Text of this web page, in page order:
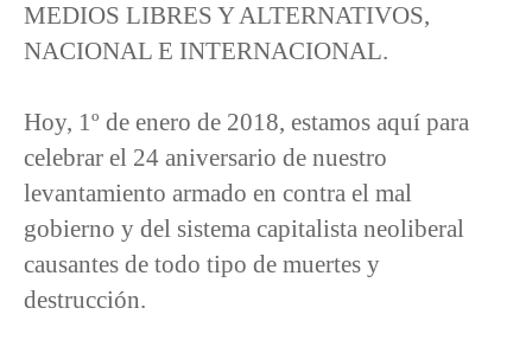
MEDIOS LIBRES Y ALTERNATIVOS,
NACIONAL E INTERNACIONAL.
Hoy, 1º de enero de 2018, estamos aquí para
celebrar el 24 aniversario de nuestro
levantamiento armado en contra el mal
gobierno y del sistema capitalista neoliberal
causantes de todo tipo de muertes y
destrucción.